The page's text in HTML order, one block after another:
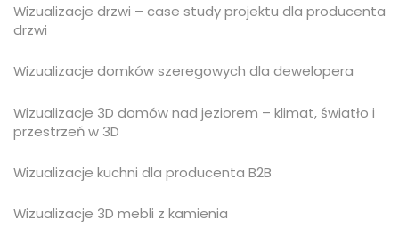
Wizualizacje drzwi – case study projektu dla producenta
drzwi
Wizualizacje domków szeregowych dla dewelopera
Wizualizacje 3D domów nad jeziorem – klimat, światło i
przestrzeń w 3D
Wizualizacje kuchni dla producenta B2B
Wizualizacje 3D mebli z kamienia